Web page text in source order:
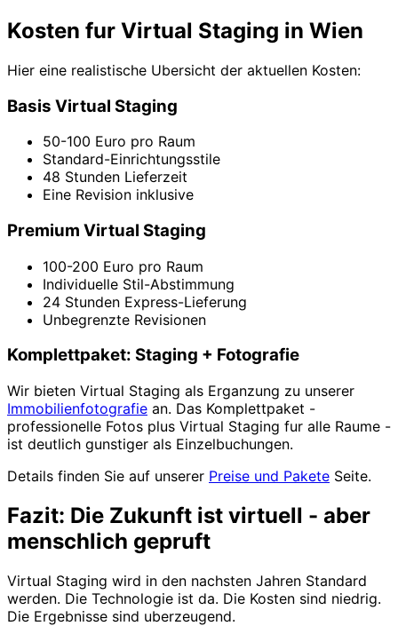
Kosten fur Virtual Staging in Wien
Hier eine realistische Ubersicht der aktuellen Kosten:
Basis Virtual Staging
50-100 Euro pro Raum
Standard-Einrichtungsstile
48 Stunden Lieferzeit
Eine Revision inklusive
Premium Virtual Staging
100-200 Euro pro Raum
Individuelle Stil-Abstimmung
24 Stunden Express-Lieferung
Unbegrenzte Revisionen
Komplettpaket: Staging + Fotografie
Wir bieten Virtual Staging als Erganzung zu unserer
Immobilienfotografie an. Das Komplettpaket -
professionelle Fotos plus Virtual Staging fur alle Raume -
ist deutlich gunstiger als Einzelbuchungen.
Details finden Sie auf unserer Preise und Pakete Seite.
Fazit: Die Zukunft ist virtuell - aber
menschlich gepruft
Virtual Staging wird in den nachsten Jahren Standard
werden. Die Technologie ist da. Die Kosten sind niedrig.
Die Ergebnisse sind uberzeugend.